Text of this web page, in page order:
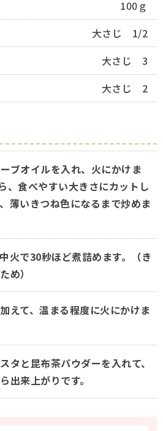
100ｇ
大さじ 1/2
大さじ 3
大さじ 2
ブオイルを入れ、火にかけま
、食べやすい大きさにカットし
薄いきつね色になるまで炒めま
火で30秒ほど煮詰めます。（き
め）
えて、温まる程度に火にかけま
と昆布茶パウダーを入れて、
出来上がりです。